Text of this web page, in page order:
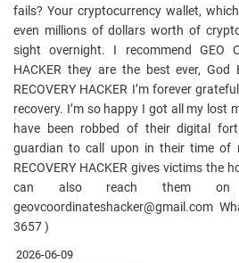
fails? Your cryptocurrency wallet,
even millions of dollars worth of
sight overnight. I recommend GEO
HACKER they are the best ever, God
RECOVERY HACKER I’m forever
recovery. I’m so happy I got all my lost
have been robbed of their digital
guardian to call upon in their time of
RECOVERY HACKER gives victims the
can also reach them on
geovcoordinateshacker@gmail.com
3657 )
2026-06-09